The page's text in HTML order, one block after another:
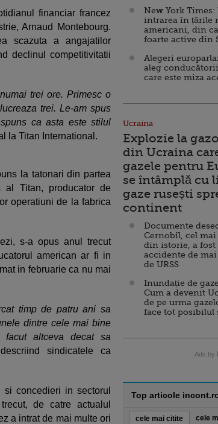
financiar francez
Arnaud Montebourg.
scazuta a angajatilor
declinul competitivitatii
trei ore. Primesc o
trei. Le-am spus
ca asta este stilul
la Titan International.
la tatonari din partea
al Titan, producator de
operatiuni de la fabrica
s-a opus anul trecut
american ar fi in
in februarie ca nu mai
timp de patru ani sa
dintre cele mai bine
altceva decat sa
descriind sindicatele ca
concedieri in sectorul
de catre actualul
a intrat de mai multe ori
New York Times:
intrarea în țările
americani, din
foarte active din
Alegeri
aleg
care este miza
Ucraina
Explozie la
din Ucraina
gazele pentru
se întâmplă cu
gaze rusești
continent
Documente
Cernobîl, cel
din istorie, a fost
accidente de
de URSS
Inundație de
Cum a devenit
de pe urma
face tot posibilul
Ads by
Top articole
cele mai citite cele